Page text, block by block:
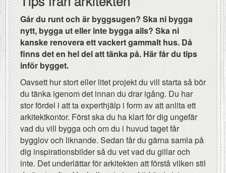
Går du runt och är byggsugen? Ska ni bygga
nytt, bygga ut eller inte bygga alls? Ska ni
kanske renovera ett vackert gammalt hus. Då
finns det en hel del att tänka på. Här får du tips
inför bygget.
Oavsett hur stort eller litet projekt du vill starta så bör
du tänka igenom det innan du drar igång. Du har
stor fördel i att ta experthjälp i form av att anlita ett
arkitektkontor. Först ska du ha klart för dig ungefär
vad du vill bygga och om du i huvud taget får
bygglov och liknande. Sedan får du gärna samla på
dig inspirationsbilder så du vet vad du gillar och
inte. Det underlättar för arkitekten att förstå vilken stil